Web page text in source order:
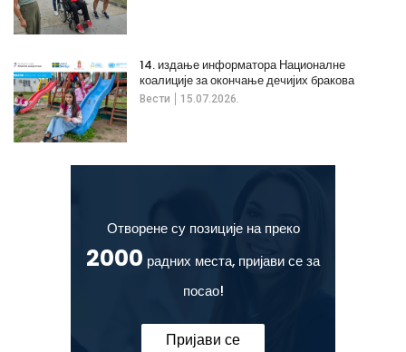
Вести 15.07.2026.
14. издање информатора Националне
коалиције за окончање дечијих бракова
Отворене су позиције на преко
2000 радних места, пријави се за
посао!
Пријави се